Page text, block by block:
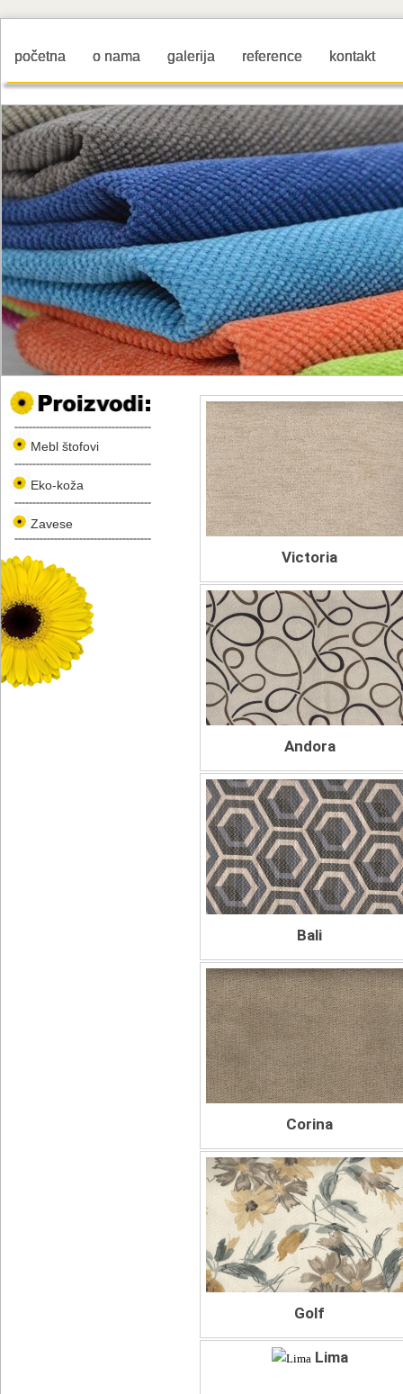
početna o nama galerija reference kontakt
Mebl štofovi
Eko-koža
Zavese
Victoria
Andora
Bali
Corina
Golf
Lima